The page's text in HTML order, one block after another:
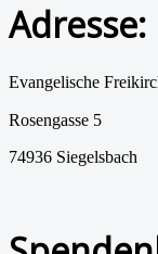
Adresse:
Evangelische
Rosengasse 5
74936 Siegelsbach